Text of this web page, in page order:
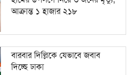
জনকে পুশইনের চেষ্টা, বিজিবির
আক্রান্ত ১ হাজার ২১৮
বারবার দিল্লিকে যেভাবে জবাব
দিচ্ছে ঢাকা